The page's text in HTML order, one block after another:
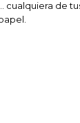
cualquiera de